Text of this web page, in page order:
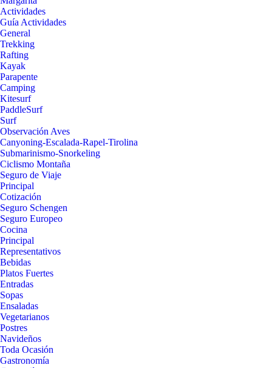
Actividades
Guía Actividades
General
Trekking
Rafting
Kayak
Parapente
Camping
Kitesurf
PaddleSurf
Surf
Observación Aves
Canyoning-Escalada-Rapel-Tirolina
Submarinismo-Snorkeling
Ciclismo Montaña
Seguro de Viaje
Principal
Cotización
Seguro Schengen
Seguro Europeo
Cocina
Principal
Representativos
Bebidas
Platos Fuertes
Entradas
Sopas
Ensaladas
Vegetarianos
Postres
Navideños
Toda Ocasión
Gastronomía